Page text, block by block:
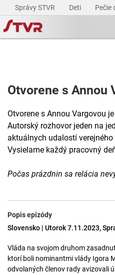
Správy STVR Deti Pečie
Otvorene s Annou
Otvorene s Annou Vargovou
Autorský rozhovor jeden na
aktuálnych udalostí verejného
Vysielame každý pracovný
Počas prázdnin sa relácia
Popis epizódy
Slovensko | Utorok 7.11.2023,
Vláda na svojom druhom
ktorí boli nominantmi vlády Igora
odvolaných členov rady avizovali